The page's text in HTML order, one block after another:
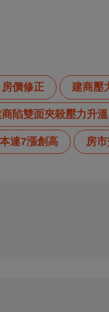
房價修正 建商壓
陷雙面夾殺壓力升溫
連7漲創高 房